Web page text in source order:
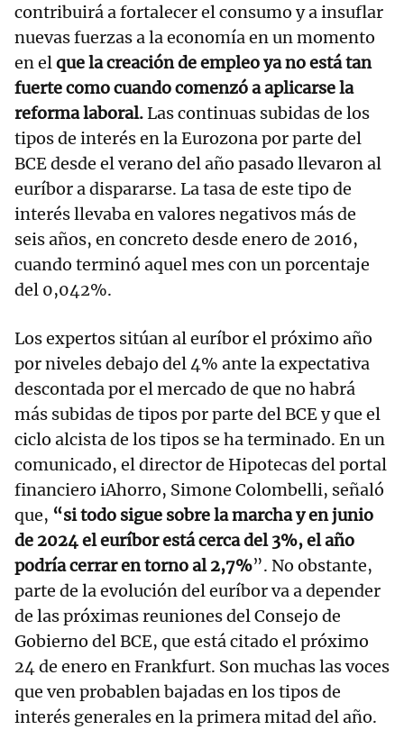
contribuirá a fortalecer el consumo y a insuflar
nuevas fuerzas a la economía en un momento
en elque la creación de empleo ya no está tan
fuerte como cuando comenzó a aplicarse la
reforma laboral.Las continuas subidas de los
tipos de interés en la Eurozona por parte del
BCE desde el verano del año pasado llevaron al
euríbor a dispararse. La tasa de este tipo de
interés llevaba en valores negativos más de
seis años, en concreto desde enero de 2016,
cuando terminó aquel mes con un porcentaje
del 0,042%.
Los expertos sitúan al euríbor el próximo año
por niveles debajo del 4% ante la expectativa
descontada por el mercado de que no habrá
más subidas de tipos por parte del BCE y que el
ciclo alcista de los tipos se ha terminado. En un
comunicado, el director de Hipotecas del portal
financiero iAhorro, Simone Colombelli, señaló
que, “si todo sigue sobre la marcha y en junio
de 2024 el euríbor está cerca del 3%, el año
podría cerrar en torno al 2,7%”. No obstante,
parte de la evolución del euríbor va a depender
de las próximas reuniones del Consejo de
Gobierno del BCE, que está citado el próximo
24 de enero en Frankfurt. Son muchas las voces
que ven probablen bajadas en los tipos de
interés generales en la primera mitad del año.